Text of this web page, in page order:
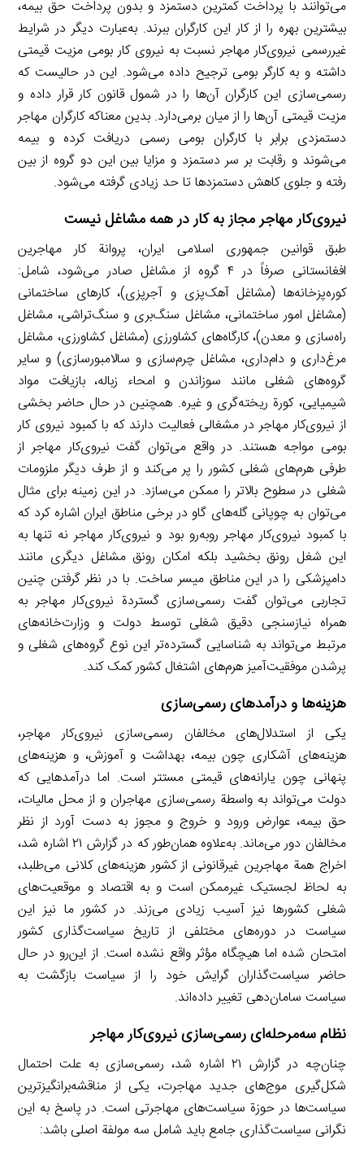
می‌توانند با پرداخت کمترین دستمزد و بدون پرداخت حق بیمه،
بیشترین بهره را از کار این کارگران ببرند. به‌عبارت دیگر در شرایط
غیررسمی نیروی‌کار مهاجر نسبت به نیروی‌ کار بومی مزیت قیمتی
داشته و به کارگر بومی ترجیح داده می‌شود. این در حالیست که
رسمی‌سازی این کارگران آن‌ها را در شمول قانون کار قرار داده و
مزیت قیمتی آن‌ها را از میان برمی‌دارد. بدین معناکه کارگران مهاجر
دستمزدی برابر با کارگران بومی رسمی دریافت کرده و بیمه
می‌شوند و رقابت بر سر دستمزد و مزایا بین این دو گروه از بین
رفته و جلوی کاهش دستمزدها تا حد زیادی گرفته می‌شود.
نیروی‌کار مهاجر مجاز به کار در همه مشاغل نیست
طبق قوانین جمهوری اسلامی ایران، پروانة کار مهاجرین
افغانستانی صرفاً در ۴ گروه از مشاغل صادر می‌شود، شامل:‌
کوره‌پزخانه‌ها (مشاغل آهک‌پزی و آجرپزی)، کارهای ساختمانی
(مشاغل امور ساختمانی، مشاغل سنگ‌بری و سنگ‌تراشی، مشاغل
راه‌سازی و معدن)، کارگاه‌های کشاورزی (مشاغل کشاورزی، مشاغل
مرغ‌داری و دام‌داری، مشاغل چرم‌سازی و سالامبورسازی) و سایر
گروه‌های شغلی مانند سوزاندن و امحاء زباله، بازیافت مواد
شیمیایی، کورة ریخته‌گری و غیره. همچنین در حال حاضر بخشی
از نیروی‌کار مهاجر در مشغالی فعالیت دارند که با کمبود نیروی‌ کار
بومی مواجه هستند. در واقع می‌توان گفت نیروی‌کار مهاجر از
طرفی هرم‌های شغلی کشور را پر می‌کند و از طرف دیگر ملزومات
شغلی در سطوح بالاتر را ممکن می‌سازد. در این زمینه برای مثال
می‌توان به چوپانی گله‌های گاو در برخی مناطق ایران اشاره کرد که
با کمبود نیروی‌کار مهاجر روبه‌رو بود و نیروی‌کار مهاجر نه تنها به
این شغل رونق بخشید بلکه امکان رونق مشاغل دیگری مانند
دامپزشکی را در این مناطق میسر ساخت. با در نظر گرفتن چنین
تجاربی می‌توان گفت رسمی‌سازی گستردة نیروی‌کار مهاجر به
همراه نیازسنجی دقیق شغلی توسط دولت و وزارت‌خانه‌های
مرتبط می‌تواند به شناسایی گسترده‌تر این نوع گروه‌های شغلی و
پرشدن موفقیت‌آمیز هرم‌های اشتغال کشور کمک کند.
هزینه‌ها و درآمدهای رسمی‌سازی
یکی از استدلال‌های مخالفان رسمی‌سازی نیروی‌کار مهاجر،
هزینه‌های آشکاری چون بیمه، بهداشت و آموزش، و هزینه‌های
پنهانی چون یارانه‌های قیمتی مستتر است. اما درآمدهایی که
دولت می‌تواند به واسطة رسمی‌سازی مهاجران و از محل مالیات،
حق بیمه، عوارض ورود و خروج و مجوز به دست آورد از نظر
مخالفان دور می‌ماند. به‌علاوه همان‌طور که در گزارش ۲۱ اشاره شد،
اخراج همة مهاجرین غیرقانونی از کشور هزینه‌های کلانی می‌طلبد،
به لحاظ لجستیک غیرممکن است و به اقتصاد و موقعیت‌های
شغلی کشورها نیز آسیب زیادی می‌زند. در کشور ما نیز این
سیاست در دوره‌های مختلفی از تاریخ سیاست‌گذاری کشور
امتحان شده اما هیچگاه مؤثر واقع نشده است. از این‌رو در حال
حاضر سیاست‌گذاران گرایش خود را از سیاست بازگشت به
سیاست سامان‌دهی تغییر داده‌اند.
نظام سه‌مرحله‌ای رسمی‌سازی نیروی‌کار مهاجر
چنان‌چه در گزارش ۲۱ اشاره شد، رسمی‌سازی به علت احتمال
شکل‌گیری موج‌های جدید مهاجرت، یکی از مناقشه‌برانگیزترین
سیاست‌ها در حوزة سیاست‌های مهاجرتی است. در پاسخ به این
نگرانی سیاست‌گذاری جامع باید شامل سه مولفة اصلی باشد: